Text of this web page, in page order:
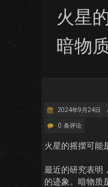
火星
暗物
2024年9月24日
0 条评论
火星的摇摆可能
最近的研究表明
的迹象。暗物质